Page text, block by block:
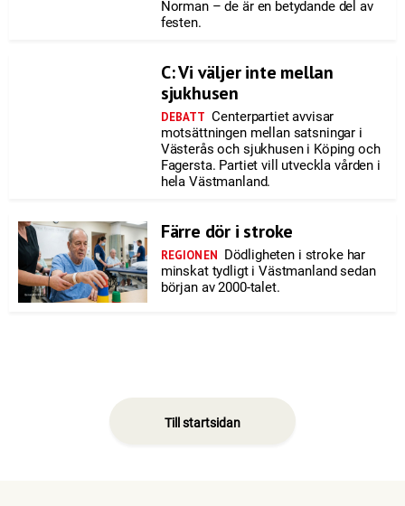
Norman – de är en betydande del av
festen.
C: Vi väljer inte mellan
sjukhusen
DEBATT Centerpartiet avvisar
motsättningen mellan satsningar i
Västerås och sjukhusen i Köping och
Fagersta. Partiet vill utveckla vården i
hela Västmanland.
Färre dör i stroke
REGIONEN Dödligheten i stroke har
minskat tydligt i Västmanland sedan
början av 2000-talet.
Till startsidan